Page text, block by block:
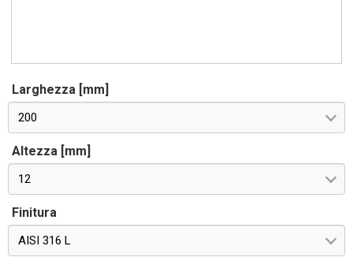
Larghezza [mm]
200
Altezza [mm]
12
Finitura
AISI 316 L